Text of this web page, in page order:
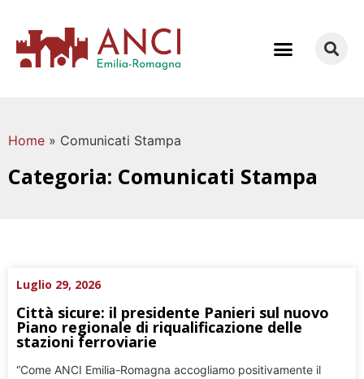
Home » Comunicati Stampa
Categoria: Comunicati Stampa
Luglio 29, 2026
Città sicure: il presidente Panieri sul nuovo
Piano regionale di riqualificazione delle
stazioni ferroviarie
“Come ANCI Emilia-Romagna accogliamo positivamente il